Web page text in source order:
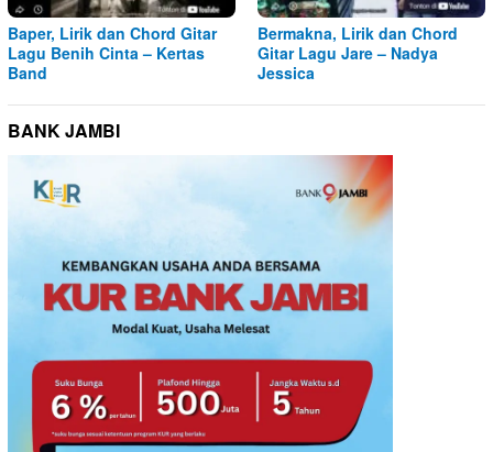
Baper, Lirik dan Chord Gitar
Lagu Benih Cinta – Kertas
Band
Bermakna, Lirik dan Chord
Gitar Lagu Jare – Nadya
Jessica
BANK JAMBI